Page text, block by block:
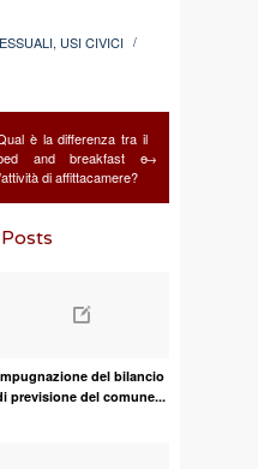
, USI CIVICI /
è la differenza tra il
and breakfast e
di affittacamere?
→
del bilancio
previsione del comune...